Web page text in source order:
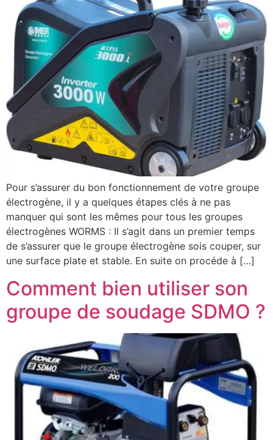
Pour s’assurer du bon fonctionnement de votre groupe
électrogène, il y a quelques étapes clés à ne pas
manquer qui sont les mêmes pour tous les groupes
électrogènes WORMS : Il s’agit dans un premier temps
de s’assurer que le groupe électrogène sois couper, sur
une surface plate et stable. En suite on procéde à […]
Comment bien utiliser son
groupe de soudage SDMO ?